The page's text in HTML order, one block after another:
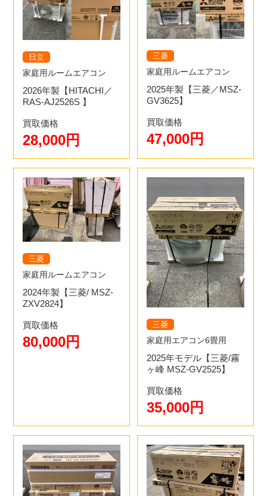
日立
家庭用ルームエアコン
2026年製【HITACHI／
RAS-AJ2526S 】
買取価格
28,000円
三菱
家庭用ルームエアコン
2025年製【三菱／MSZ-
GV3625】
買取価格
47,000円
三菱
家庭用ルームエアコン
2024年製【三菱/ MSZ-
ZXV2824】
買取価格
80,000円
三菱
家庭用エアコン6畳用
2025年モデル【三菱/霧
ヶ峰 MSZ-GV2525】
買取価格
35,000円